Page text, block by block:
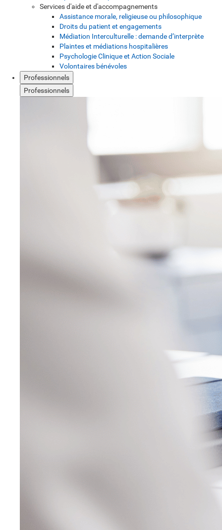
Services d'aide et d'accompagnements
Assistance morale, religieuse ou philosophique
Droits du patient et engagements
Médiation Interculturelle : demande d’interprète
Plaintes et médiations hospitalières
Psychologie Clinique et Action Sociale
Volontaires bénévoles
Professionnels
Professionnels